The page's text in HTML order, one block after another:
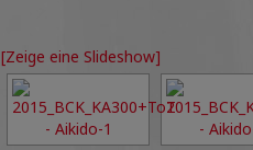
[Zeige eine Slideshow]